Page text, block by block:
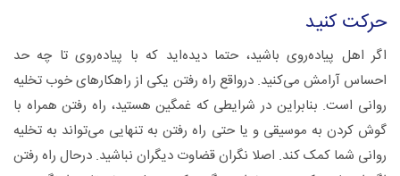
حرکت کنید
اگر اهل پیاده‌روی باشید، حتما دیده‌اید که با پیاده‌روی تا چه حد
احساس آرامش می‌کنید. درواقع راه رفتن یکی از راهکارهای خوب تخلیه
روانی است. بنابراین در شرایطی که غمگین هستید، راه رفتن همراه با
گوش کردن به موسیقی و یا حتی راه رفتن به تنهایی می‌تواند به تخلیه
روانی شما کمک کند. اصلا نگران قضاوت دیگران نباشید. درحال راه رفتن